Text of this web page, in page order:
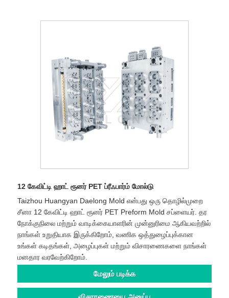
12 கேவிட்டி ஹாட் ரூனர் PET ப்ரீஃபார்ம் மோல்டு
Taizhou Huangyan Daelong Mold என்பது ஒரு தொழில்முறை
சீனா 12 கேவிட்டி ஹாட் ரூனர் PET Preform Mold சப்ளையர். தர
நோக்குநிலை மற்றும் வாடிக்கையாளரின் முன்னுரிமை ஆகியவற்றில்
நாங்கள் உறுதியாக இருக்கிறோம், வணிக ஒத்துழைப்புக்கான
உங்கள் கடிதங்கள், அழைப்புகள் மற்றும் விசாரணைகளை நாங்கள்
மனதார வரவேற்கிறோம்.
மேலும் படிக்க